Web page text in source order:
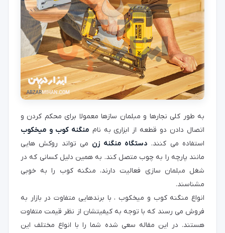
به طور کلی نجارها و مبلمان سازها معمولا برای محکم کردن و
اتصال دادن دو قطعه از ابزاری به نام منگنه کوب و میخکوب
استفاده می کنند. دستگاه منگنه زن می تواند روکش هایی
مانند پارچه را به چوب متصل کند. به همین دلیل کسانی که در
شغل مبلمان سازی فعالیت دارند، منگنه کوب را به خوبی
مشناسند.
انواع منگنه کوب و میخکوب ، با برندهایی متفاوت در بازار به
فروش می رسند که با توجه به کیفیتشان از نظر قیمت متفاوت
هستند. در این مقاله سعی شده شما را با انواع مختلف این